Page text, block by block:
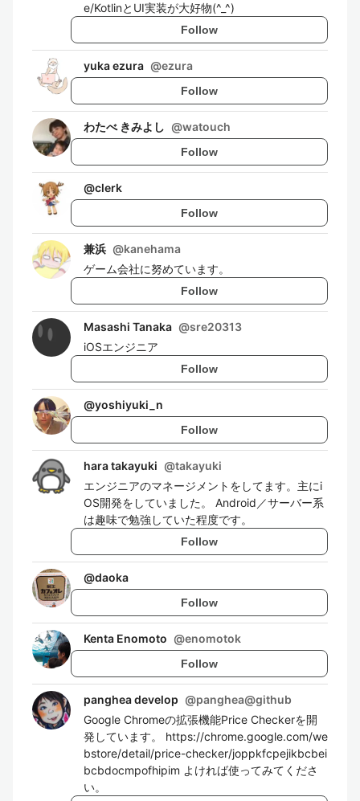
e/KotlinとUI実装が大好物(^_^)
Follow
yuka ezura @ezura
Follow
わたべ きみよし @watouch
Follow
@clerk
Follow
兼浜 @kanehama
ゲーム会社に努めています。
Follow
Masashi Tanaka @sre20313
iOSエンジニア
Follow
@yoshiyuki_n
Follow
hara takayuki @takayuki
エンジニアのマネージメントをしてます。主にi
OS開発をしていました。 Android／サーバー系
は趣味で勉強していた程度です。
Follow
@daoka
Follow
Kenta Enomoto @enomotok
Follow
panghea develop @panghea@github
Google Chromeの拡張機能Price Checkerを開
発しています。 https://chrome.google.com/we
bstore/detail/price-checker/joppkfcpejikbcbei
bcbdocmpofhipim よければ使ってみてくださ
い。